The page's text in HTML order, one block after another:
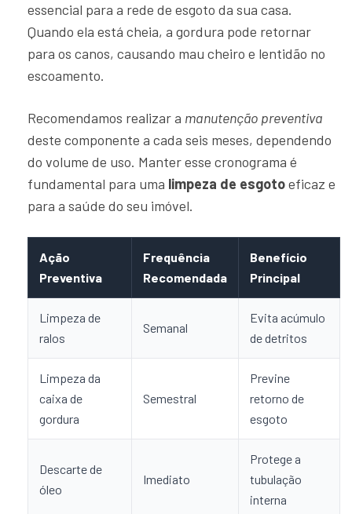
essencial para a rede de esgoto da sua casa.
Quando ela está cheia, a gordura pode retornar
para os canos, causando mau cheiro e lentidão no
escoamento.
Recomendamos realizar a manutenção preventiva
deste componente a cada seis meses, dependendo
do volume de uso. Manter esse cronograma é
fundamental para uma limpeza de esgotoeficaz e
para a saúde do seu imóvel.
Ação
Preventiva
Frequência
Recomendada
Benefício
Principal
Limpeza de
ralos
Semanal
Evita acúmulo
de detritos
Limpeza da
caixa de
gordura
Semestral
Previne
retorno de
esgoto
Descarte de
óleo
Imediato
Protege a
tubulação
interna